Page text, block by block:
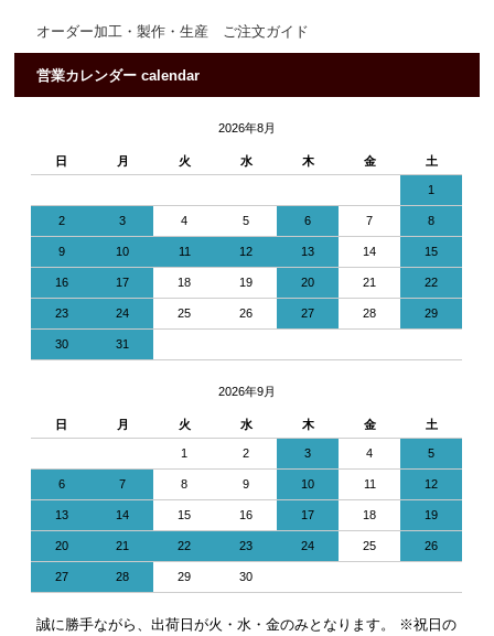
オーダー加工・製作・生産 ご注文ガイド
営業カレンダー calendar
2026年8月
日 月 火 水 木 金 土
1
2 3 4 5 6 7 8
9 10 11 12 13 14 15
16 17 18 19 20 21 22
23 24 25 26 27 28 29
30 31
2026年9月
日 月 火 水 木 金 土
1 2 3 4 5
6 7 8 9 10 11 12
13 14 15 16 17 18 19
20 21 22 23 24 25 26
27 28 29 30
誠に勝手ながら、出荷日が火・水・金のみとなります。 ※祝日の